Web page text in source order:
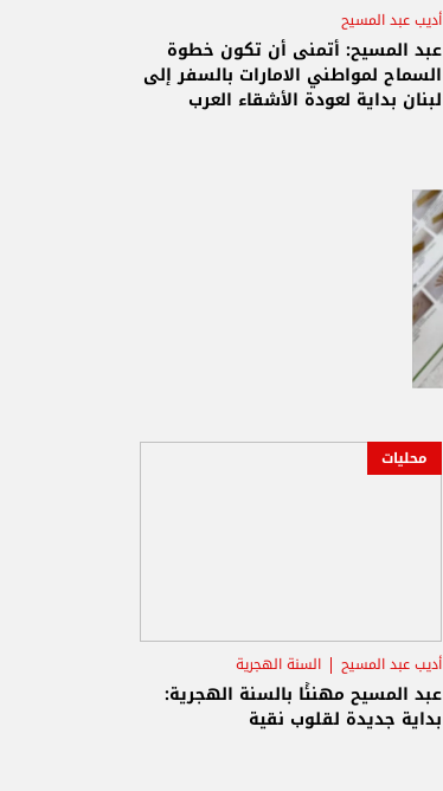
أديب عبد المسيح
عبد المسيح: أتمنى أن تكون خطوة
السماح لمواطني الامارات بالسفر إلى
لبنان بداية لعودة الأشقاء العرب
محليات
أديب عبد المسيح السنة الهجرية
عبد المسيح مهنئًا بالسنة الهجرية:
بداية جديدة لقلوب نقية